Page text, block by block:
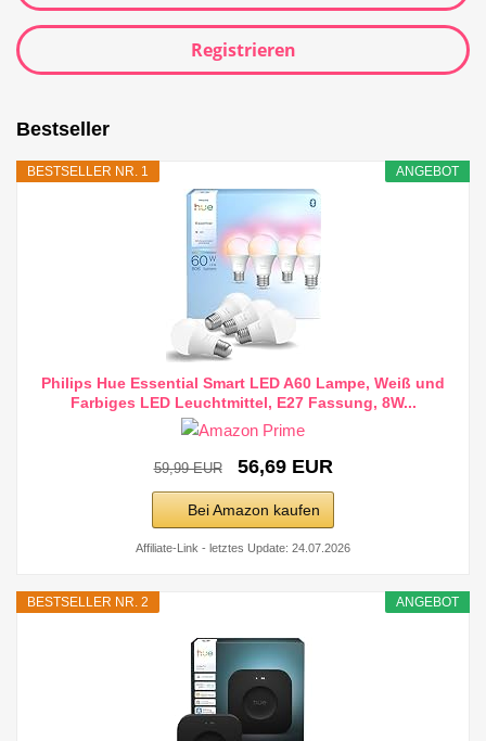
Registrieren
Bestseller
ANGEBOT
BESTSELLER NR. 1
Philips Hue Essential Smart LED A60 Lampe, Weiß und
Farbiges LED Leuchtmittel, E27 Fassung, 8W...
59,99 EUR 56,69 EUR
Bei Amazon kaufen
Affiliate-Link - letztes Update: 24.07.2026
ANGEBOT
BESTSELLER NR. 2